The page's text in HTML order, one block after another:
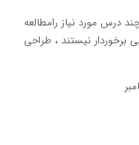
درس مورد نیاز رامطالعه
برخوردار نیستند ، طراحی